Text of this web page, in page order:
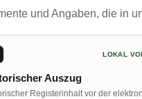
und Angaben, die in
LOKAL
Auszug
Registerinhalt vor der